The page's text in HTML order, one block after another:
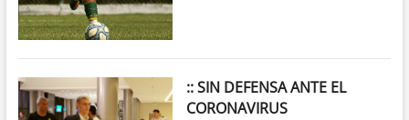
:: SIN DEFENSA ANTE EL
CORONAVIRUS